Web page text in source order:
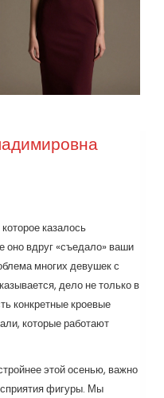
казалось
оно вдруг «съедало» ваши
многих девушек с
дело не только в
конкретные кроевые
которые работают
этой осенью, важно
фигуры. Мы